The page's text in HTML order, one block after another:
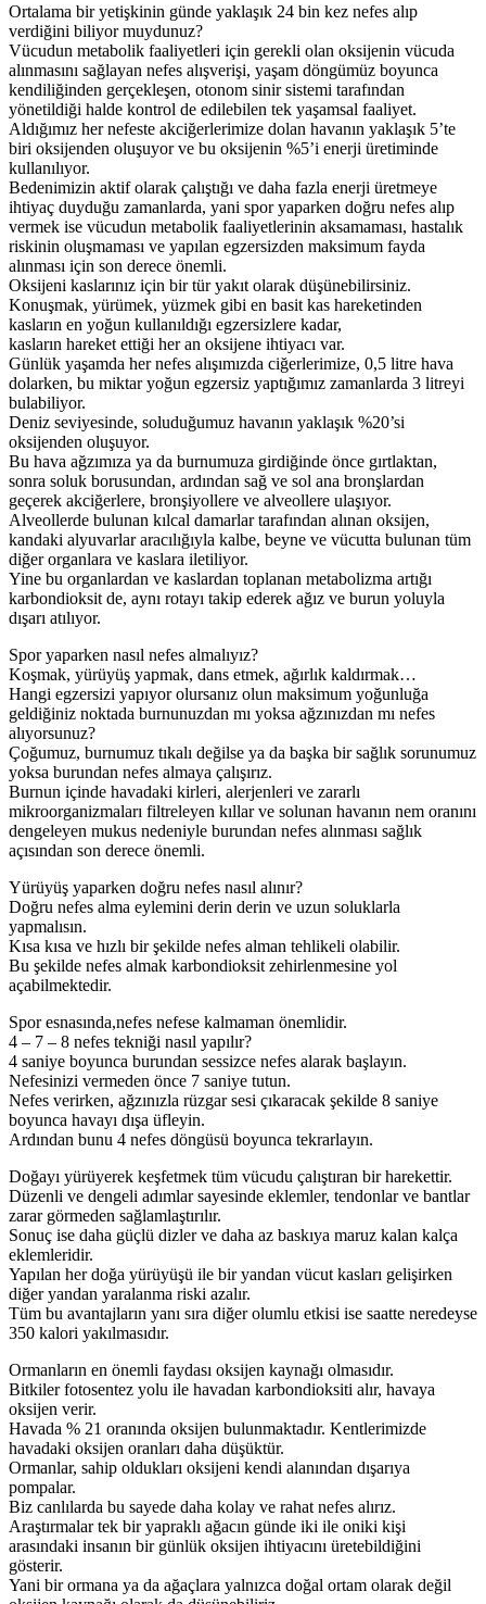
Ortalama bir yetişkinin günde yaklaşık 24 bin kez nefes alıp
verdiğini biliyor muydunuz?
Vücudun metabolik faaliyetleri için gerekli olan oksijenin vücuda
alınmasını sağlayan nefes alışverişi, yaşam döngümüz boyunca
kendiliğinden gerçekleşen, otonom sinir sistemi tarafından
yönetildiği halde kontrol de edilebilen tek yaşamsal faaliyet.
Aldığımız her nefeste akciğerlerimize dolan havanın yaklaşık 5’te
biri oksijenden oluşuyor ve bu oksijenin %5’i enerji üretiminde
kullanılıyor.
Bedenimizin aktif olarak çalıştığı ve daha fazla enerji üretmeye
ihtiyaç duyduğu zamanlarda, yani spor yaparken doğru nefes alıp
vermek ise vücudun metabolik faaliyetlerinin aksamaması, hastalık
riskinin oluşmaması ve yapılan egzersizden maksimum fayda
alınması için son derece önemli.
Oksijeni kaslarınız için bir tür yakıt olarak düşünebilirsiniz.
Konuşmak, yürümek, yüzmek gibi en basit kas hareketinden
kasların en yoğun kullanıldığı egzersizlere kadar,
kasların hareket ettiği her an oksijene ihtiyacı var.
Günlük yaşamda her nefes alışımızda ciğerlerimize, 0,5 litre hava
dolarken, bu miktar yoğun egzersiz yaptığımız zamanlarda 3 litreyi
bulabiliyor.
Deniz seviyesinde, soluduğumuz havanın yaklaşık %20’si
oksijenden oluşuyor.
Bu hava ağzımıza ya da burnumuza girdiğinde önce gırtlaktan,
sonra soluk borusundan, ardından sağ ve sol ana bronşlardan
geçerek akciğerlere, bronşiyollere ve alveollere ulaşıyor.
Alveollerde bulunan kılcal damarlar tarafından alınan oksijen,
kandaki alyuvarlar aracılığıyla kalbe, beyne ve vücutta bulunan tüm
diğer organlara ve kaslara iletiliyor.
Yine bu organlardan ve kaslardan toplanan metabolizma artığı
karbondioksit de, aynı rotayı takip ederek ağız ve burun yoluyla
dışarı atılıyor.
Spor yaparken nasıl nefes almalıyız?
Koşmak, yürüyüş yapmak, dans etmek, ağırlık kaldırmak…
Hangi egzersizi yapıyor olursanız olun maksimum yoğunluğa
geldiğiniz noktada burnunuzdan mı yoksa ağzınızdan mı nefes
alıyorsunuz?
Çoğumuz, burnumuz tıkalı değilse ya da başka bir sağlık sorunumuz
yoksa burundan nefes almaya çalışırız.
Burnun içinde havadaki kirleri, alerjenleri ve zararlı
mikroorganizmaları filtreleyen kıllar ve solunan havanın nem oranını
dengeleyen mukus nedeniyle burundan nefes alınması sağlık
açısından son derece önemli.
Yürüyüş yaparken doğru nefes nasıl alınır?
Doğru nefes alma eylemini derin derin ve uzun soluklarla
yapmalısın.
Kısa kısa ve hızlı bir şekilde nefes alman tehlikeli olabilir.
Bu şekilde nefes almak karbondioksit zehirlenmesine yol
açabilmektedir.
Spor esnasında,nefes nefese kalmaman önemlidir.
4 – 7 – 8 nefes tekniği nasıl yapılır?
4 saniye boyunca burundan sessizce nefes alarak başlayın.
Nefesinizi vermeden önce 7 saniye tutun.
Nefes verirken, ağzınızla rüzgar sesi çıkaracak şekilde 8 saniye
boyunca havayı dışa üfleyin.
Ardından bunu 4 nefes döngüsü boyunca tekrarlayın.
Doğayı yürüyerek keşfetmek tüm vücudu çalıştıran bir harekettir.
Düzenli ve dengeli adımlar sayesinde eklemler, tendonlar ve bantlar
zarar görmeden sağlamlaştırılır.
Sonuç ise daha güçlü dizler ve daha az baskıya maruz kalan kalça
eklemleridir.
Yapılan her doğa yürüyüşü ile bir yandan vücut kasları gelişirken
diğer yandan yaralanma riski azalır.
Tüm bu avantajların yanı sıra diğer olumlu etkisi ise saatte neredeyse
350 kalori yakılmasıdır.
Ormanların en önemli faydası oksijen kaynağı olmasıdır.
Bitkiler fotosentez yolu ile havadan karbondioksiti alır, havaya
oksijen verir.
Havada % 21 oranında oksijen bulunmaktadır. Kentlerimizde
havadaki oksijen oranları daha düşüktür.
Ormanlar, sahip oldukları oksijeni kendi alanından dışarıya
pompalar.
Biz canlılarda bu sayede daha kolay ve rahat nefes alırız.
Araştırmalar tek bir yapraklı ağacın günde iki ile oniki kişi
arasındaki insanın bir günlük oksijen ihtiyacını üretebildiğini
gösterir.
Yani bir ormana ya da ağaçlara yalnızca doğal ortam olarak değil